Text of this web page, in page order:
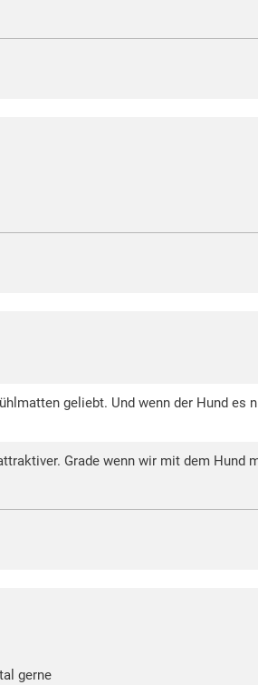
geliebt. Und wenn der Hund es
Grade wenn wir mit dem Hund
gerne